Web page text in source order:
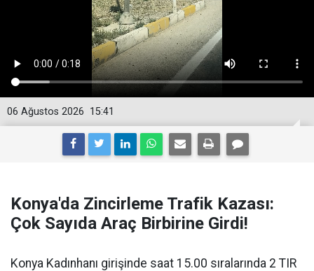
15:41
06 Ağustos 2026
Konya'da Zincirleme Trafik Kazası:
Çok Sayıda Araç Birbirine Girdi!
Konya Kadınhanı girişinde saat 15.00 sıralarında 2 TIR